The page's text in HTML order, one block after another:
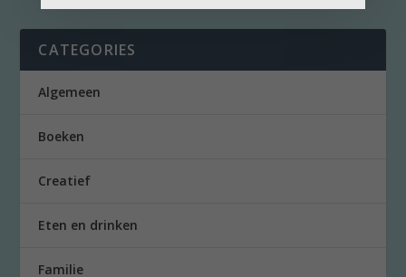
CATEGORIES
Algemeen
Boeken
Creatief
Eten en drinken
Familie